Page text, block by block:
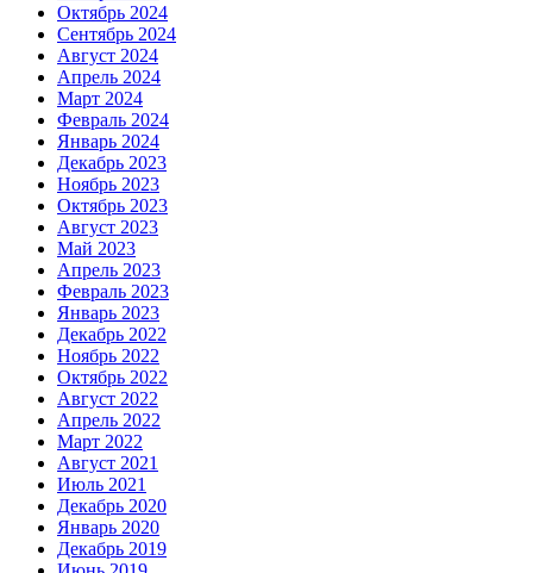
Октябрь 2024
Сентябрь 2024
Август 2024
Апрель 2024
Март 2024
Февраль 2024
Январь 2024
Декабрь 2023
Ноябрь 2023
Октябрь 2023
Август 2023
Май 2023
Апрель 2023
Февраль 2023
Январь 2023
Декабрь 2022
Ноябрь 2022
Октябрь 2022
Август 2022
Апрель 2022
Март 2022
Август 2021
Июль 2021
Декабрь 2020
Январь 2020
Декабрь 2019